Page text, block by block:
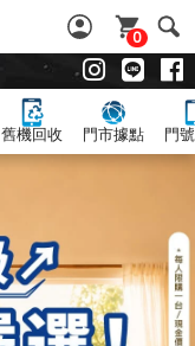
0
舊機回收 門市據點 門